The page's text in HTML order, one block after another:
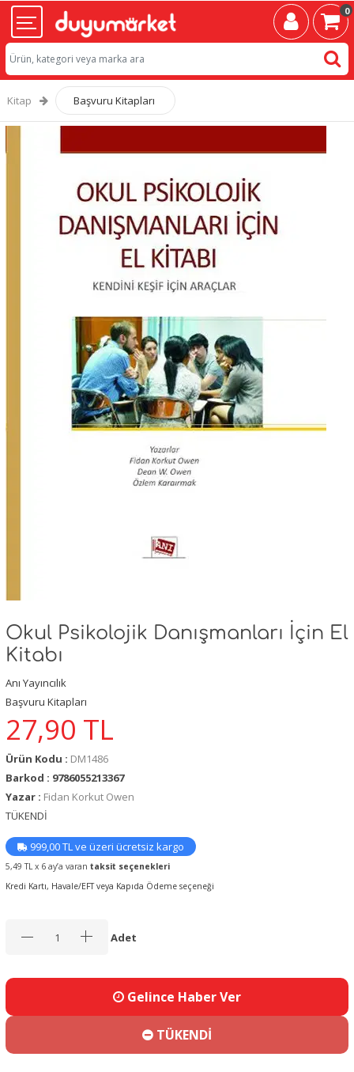
0
Kitap Başvuru Kitapları
Okul Psikolojik Danışmanları İçin El
Kitabı
Anı Yayıncılık
Başvuru Kitapları
27,90 TL
Ürün Kodu : DM1486
Barkod : 9786055213367
Yazar : Fidan Korkut Owen
TÜKENDİ
999,00 TL ve üzeri ücretsiz kargo
5,49 TL x 6 ay’a varan taksit seçenekleri
Kredi Kartı, Havale/EFT veya Kapıda Ödeme seçeneği
Adet
Gelince Haber Ver
TÜKENDİ